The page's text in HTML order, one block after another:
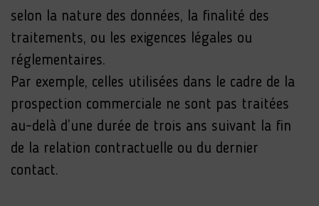
selon la nature des données, la finalité des
traitements, ou les exigences légales ou
réglementaires.
Par exemple, celles utilisées dans le cadre de la
prospection commerciale ne sont pas traitées
au-delà d’une durée de trois ans suivant la fin
de la relation contractuelle ou du dernier
contact.